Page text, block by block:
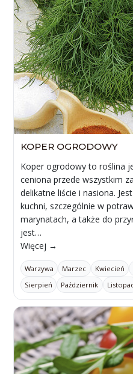
KOPER OGRODOWY
Koper ogrodowy to roślina
ceniona przede wszystkim
delikatne liście i nasiona.
kuchni, szczególnie w
marynatach, a także do
jest…
Więcej →
Warzywa Marzec Kwiecień
Sierpień
Październik